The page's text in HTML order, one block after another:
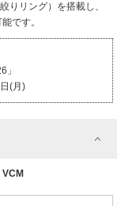
りリング）を搭載し、
です。
」
(月)